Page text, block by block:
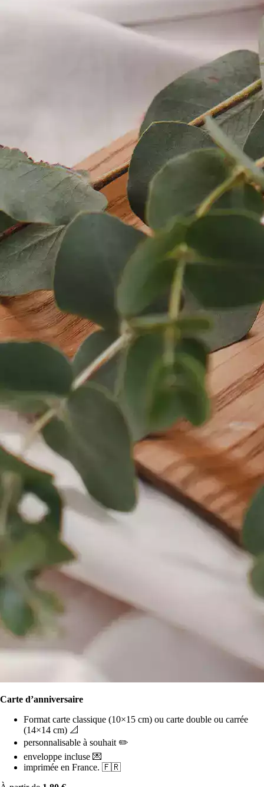
Carte d’anniversaire
Format carte classique (10×15 cm) ou carte double ou carrée
(14×14 cm) 📐
personnalisable à souhait ✏️
enveloppe incluse 💌
imprimée en France. 🇫🇷